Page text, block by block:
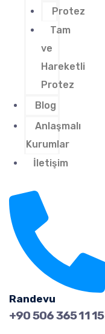
Protez
Tam
ve
Hareketli
Protez
Blog
Anlaşmalı
Kurumlar
İletişim
Randevu
+90 506 365 11 15